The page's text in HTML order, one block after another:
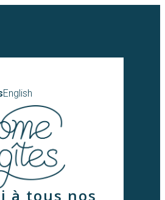
English
à tous nos